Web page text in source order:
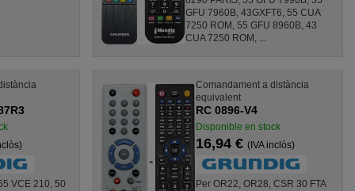
GFU 7960B, 43GXFT6, 55 CUA
7250 ROM, 55 GFU 8960B, 43
CUA 7250 ROM, ...
VCE 210, 50
Comandament a distància
equivalent
RC 0896-V4
Disponible en stock
16,94 €(IVA inclòs)
Per OR22, OR28, CSR 30 FTA